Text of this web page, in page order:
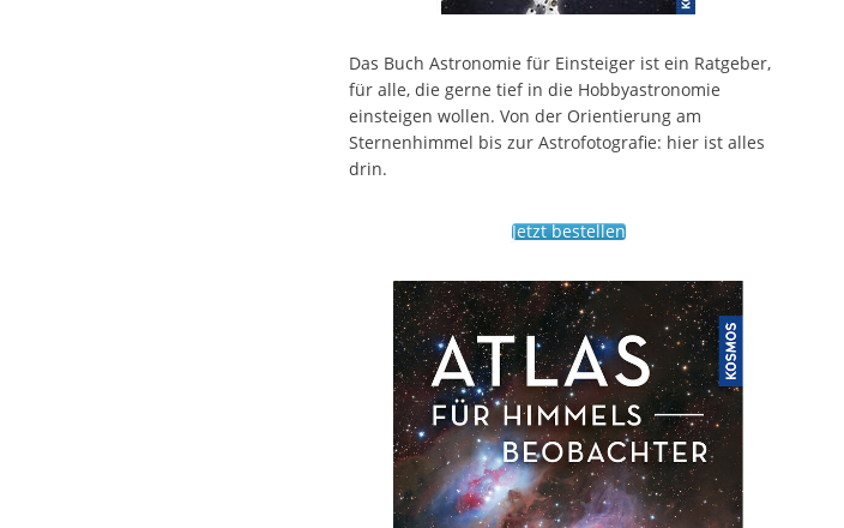
Das Buch Astronomie für Einsteiger ist ein Ratgeber,
für alle, die gerne tief in die Hobbyastronomie
einsteigen wollen. Von der Orientierung am
Sternenhimmel bis zur Astrofotografie: hier ist alles
drin.
Jetzt bestellen